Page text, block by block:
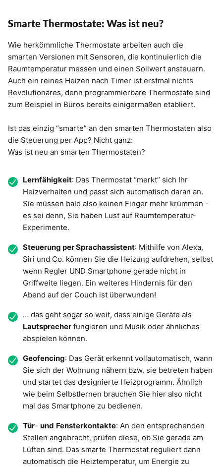
Smarte Thermostate: Was ist neu?
Wie herkömmliche Thermostate arbeiten auch die
smarten Versionen mit Sensoren, die kontinuierlich die
Raumtemperatur messen und einen Sollwert ansteuern.
Auch ein reines Heizen nach Timer ist erstmal nichts
Revolutionäres, denn programmierbare Thermostate sind
zum Beispiel in Büros bereits einigermaßen etabliert.
Ist das einzig “smarte” an den smarten Thermostaten also
die Steuerung per App? Nicht ganz:
Was ist neu an smarten Thermostaten?
Lernfähigkeit: Das Thermostat “merkt” sich Ihr
Heizverhalten und passt sich automatisch daran an.
Sie müssen bald also keinen Finger mehr krümmen -
es sei denn, Sie haben Lust auf Raumtemperatur-
Experimente.
Steuerung per Sprachassistent: Mithilfe von Alexa,
Siri und Co. können Sie die Heizung aufdrehen, selbst
wenn Regler UND Smartphone gerade nicht in
Griffweite liegen. Ein weiteres Hindernis für den
Abend auf der Couch ist überwunden!
… das geht sogar so weit, dass einige Geräte als
Lautsprecher fungieren und Musik oder ähnliches
abspielen können.
Geofencing: Das Gerät erkennt vollautomatisch, wann
Sie sich der Wohnung nähern bzw. sie betreten haben
und startet das designierte Heizprogramm. Ähnlich
wie beim Selbstlernen brauchen Sie hier also nicht
mal das Smartphone zu bedienen.
Tür- und Fensterkontakte: An den entsprechenden
Stellen angebracht, prüfen diese, ob Sie gerade am
Lüften sind. Das smarte Thermostat reguliert dann
automatisch die Heiztemperatur, um Energie zu